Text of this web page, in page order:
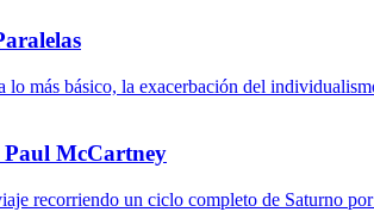
lo más básico, la exacerbación del
Paul McCartney
recorriendo un ciclo completo de Saturno